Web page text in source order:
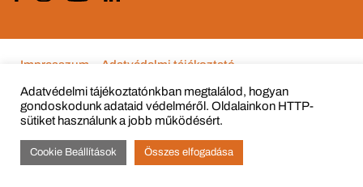
© Copyright 2015 - 2022 All Rights Reserved
Impresszum Adatvédelmi tájékoztató
Adatvédelmi tájékoztatónkban megtalálod, hogyan
gondoskodunk adataid védelméről. Oldalainkon HTTP-
sütiket használunk a jobb működésért.
Cookie Beállítások Összes elfogadása